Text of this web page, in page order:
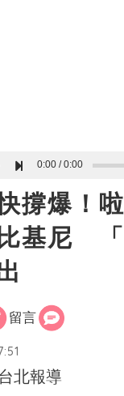
0:00 0:00
撐爆！
基尼
留言
北報導